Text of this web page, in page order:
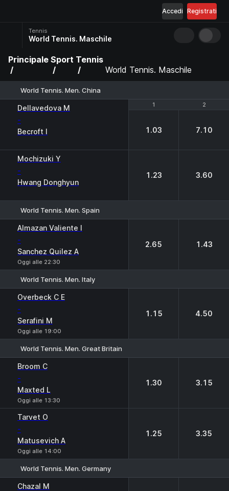
Registrati
Accedi
Tennis
World Tennis. Maschile
Principale Sport Tennis
World Tennis. Maschile
World Tennis. Men. China
1 2
Dellavedova M
-
Becroft I
1 2
1.03 7.10
Mochizuki Y
-
Hwang Donghyun
1.23 3.60
World Tennis. Men. Spain
Almazan Valiente I
-
Sanchez Quilez A
Oggi alle 22:30
2.65 1.43
World Tennis. Men. Italy
Overbeck C E
-
Serafini M
Oggi alle 19:00
1.15 4.50
World Tennis. Men. Great Britain
Broom C
-
Maxted L
Oggi alle 13:30
1.30 3.15
Tarvet O
-
Matusevich A
Oggi alle 14:00
1.25 3.35
World Tennis. Men. Germany
Chazal M